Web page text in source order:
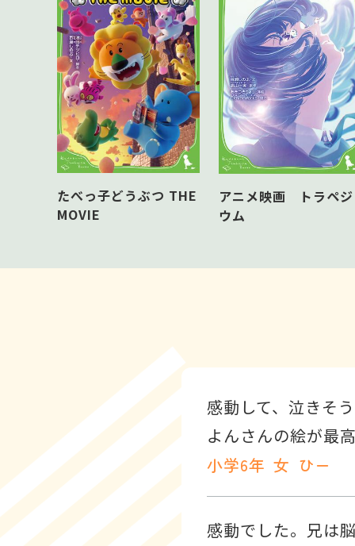
たべっ子どうぶつ THE
MOVIE
アニメ映画 トラペジ
ウム
感動して、泣きそ
よんさんの絵が最
小学6年 女 ひー
感動でした。兄は